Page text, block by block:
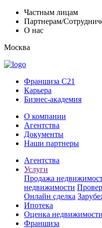
Частным лицам
Партнерам/
О нас
Москва
Франшиза C21
Карьера
Бизнес-академия
О компании
Агентства
Документы
Наши партнеры
Агентства
Услуги
Продажа
недвижимости
Онлайн сделка
Ипотека
Оценка недвижимости
Франшиза